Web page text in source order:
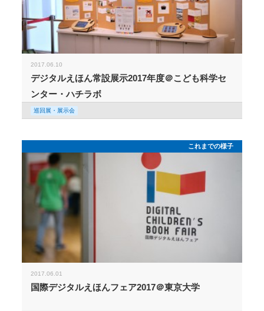
2017.06.10
デジタルえほん常設展示2017年度＠こども科学セ
ンター・ハチラボ
巡回展・展示会
これまでの様子
2017.06.01
国際デジタルえほんフェア2017＠東京大学